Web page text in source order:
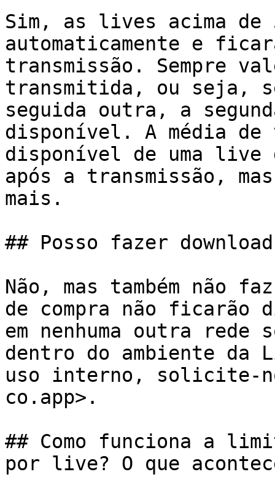
Sim, as lives acima de
automaticamente e
transmissão. Sempre
transmitida, ou seja,
seguida outra, a
disponível. A média de
disponível de uma live
após a transmissão,
mais.
## Posso fazer
Não, mas também não
de compra não ficarão
em nenhuma outra
dentro do ambiente da
uso interno, solicite-
co.app>.
## Como funciona a
por live? O que